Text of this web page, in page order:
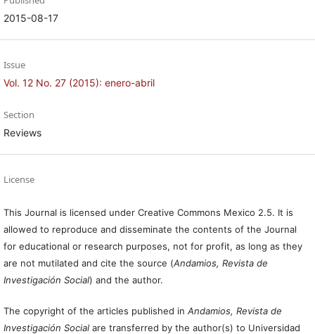
2015-08-17
Issue
Vol. 12 No. 27 (2015): enero-abril
Section
Reviews
License
This Journal is licensed under Creative Commons Mexico 2.5. It is
allowed to reproduce and disseminate the contents of the Journal
for educational or research purposes, not for profit, as long as they
are not mutilated and cite the source (Andamios, Revista de
Investigación Social) and the author.
The copyright of the articles published in Andamios, Revista de
Investigación Socialare transferred by the author(s) to Universidad